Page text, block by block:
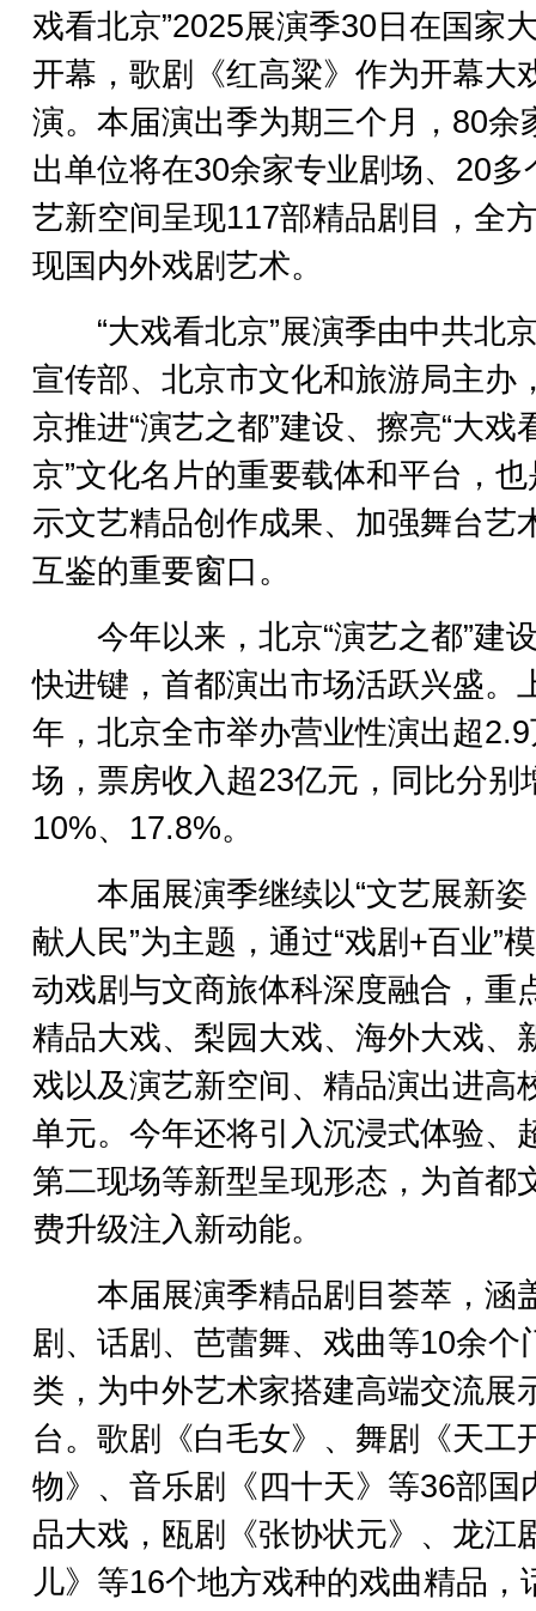
戏看北京”2025展演季30日在国家
开幕，歌剧《红高粱》作为开幕大
演。本届演出季为期三个月，80余
出单位将在30余家专业剧场、20多
艺新空间呈现117部精品剧目，全
现国内外戏剧艺术。
“大戏看北京”展演季由中共北
宣传部、北京市文化和旅游局主办
京推进“演艺之都”建设、擦亮“大戏
京”文化名片的重要载体和平台，
示文艺精品创作成果、加强舞台艺
互鉴的重要窗口。
今年以来，北京“演艺之都”建
快进键，首都演出市场活跃兴盛。
年，北京全市举办营业性演出超
场，票房收入超23亿元，同比分别
10%、17.8%。
本届展演季继续以“文艺展新姿
献人民”为主题，通过“戏剧+百业”
动戏剧与文商旅体科深度融合，重
精品大戏、梨园大戏、海外大戏、
戏以及演艺新空间、精品演出进高
单元。今年还将引入沉浸式体验、
第二现场等新型呈现形态，为首都
费升级注入新动能。
本届展演季精品剧目荟萃，涵
剧、话剧、芭蕾舞、戏曲等10余个
类，为中外艺术家搭建高端交流展
台。歌剧《白毛女》、舞剧《天工
物》、音乐剧《四十天》等36部国
品大戏，瓯剧《张协状元》、龙江
儿》等16个地方戏种的戏曲精品，